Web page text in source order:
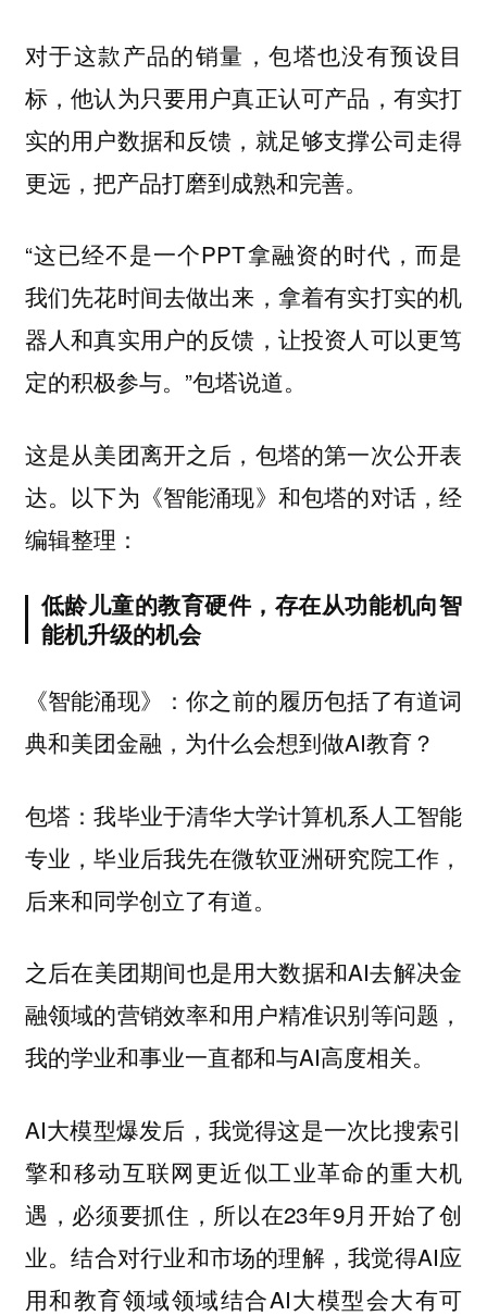
对于这款产品的销量，包塔也没有预设目
标，他认为只要用户真正认可产品，有实打
实的用户数据和反馈，就足够支撑公司走得
更远，把产品打磨到成熟和完善。
“这已经不是一个PPT拿融资的时代，而是
我们先花时间去做出来，拿着有实打实的机
器人和真实用户的反馈，让投资人可以更笃
定的积极参与。”包塔说道。
这是从美团离开之后，包塔的第一次公开表
达。以下为《智能涌现》和包塔的对话，经
编辑整理：
低龄儿童的教育硬件，存在从功能机向智
能机升级的机会
《智能涌现》：你之前的履历包括了有道词
典和美团金融，为什么会想到做AI教育？
包塔：我毕业于清华大学计算机系人工智能
专业，毕业后我先在微软亚洲研究院工作，
后来和同学创立了有道。
之后在美团期间也是用大数据和AI去解决金
融领域的营销效率和用户精准识别等问题，
我的学业和事业一直都和与AI高度相关。
AI大模型爆发后，我觉得这是一次比搜索引
擎和移动互联网更近似工业革命的重大机
遇，必须要抓住，所以在23年9月开始了创
业。结合对行业和市场的理解，我觉得AI应
用和教育领域领域结合AI大模型会大有可